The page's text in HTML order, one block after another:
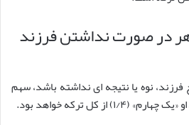
در صورت نداشتن فرزند
نوه یا نتیجه ای نداشته باشد، سهم
از کل ترکه خواهد بود.